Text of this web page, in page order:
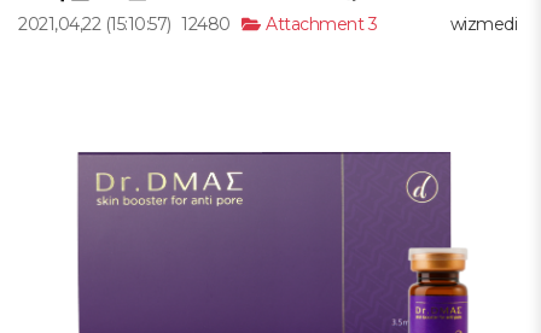
wizmedi
2021,04,22 (15:10:57) 12480 Attachment 3